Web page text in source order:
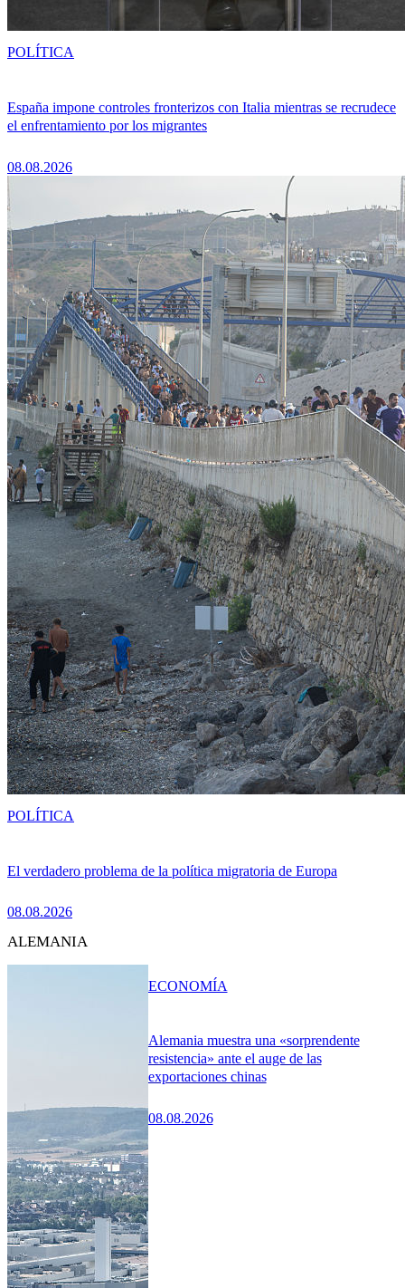
España impone controles fronterizos con Italia mientras se recrudece
el enfrentamiento por los migrantes
08.08.2026
POLÍTICA
El verdadero problema de la política migratoria de Europa
08.08.2026
POLÍTICA
ALEMANIA
Alemania muestra una «sorprendente
resistencia» ante el auge de las
exportaciones chinas
08.08.2026
ECONOMÍA